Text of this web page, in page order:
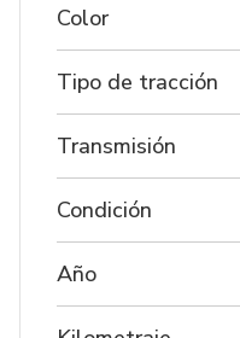
Color
Tipo de tracción
Transmisión
Condición
Año